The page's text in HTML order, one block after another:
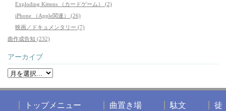
Exploding Kittens （カードゲーム） (2)
iPhone （Apple関連） (26)
映画／ドキュメンタリー (7)
曲作成告知 (232)
アーカイブ
トップメニュー 曲置き場 駄文 徒